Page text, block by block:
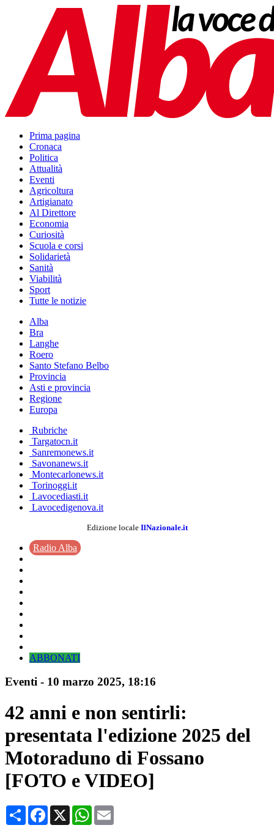
Prima pagina
Cronaca
Politica
Attualità
Eventi
Agricoltura
Artigianato
Al Direttore
Economia
Curiosità
Scuola e corsi
Solidarietà
Sanità
Viabilità
Sport
Tutte le notizie
Alba
Bra
Langhe
Roero
Santo Stefano Belbo
Provincia
Asti e provincia
Regione
Europa
Rubriche
Targatocn.it
Sanremonews.it
Savonanews.it
Montecarlonews.it
Torinoggi.it
Lavocediasti.it
Lavocedigenova.it
Edizione locale IlNazionale.it
Radio Alba
ABBONATI
Eventi - 10 marzo 2025, 18:16
42 anni e non sentirli:
presentata l'edizione 2025 del
Motoraduno di Fossano
[FOTO e VIDEO]
CondividiFacebook
X WhatsApp